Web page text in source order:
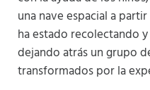
una nave espacial a
ha estado recolectando
dejando atrás un grupo
transformados por la